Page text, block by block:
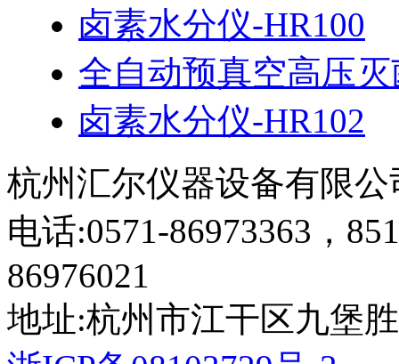
卤素水分仪-HR100
全自动预真空高压
卤素水分仪-HR102
杭州汇尔仪器设备有限公
电话:0571-86973363，
86976021
地址:杭州市江干区九堡